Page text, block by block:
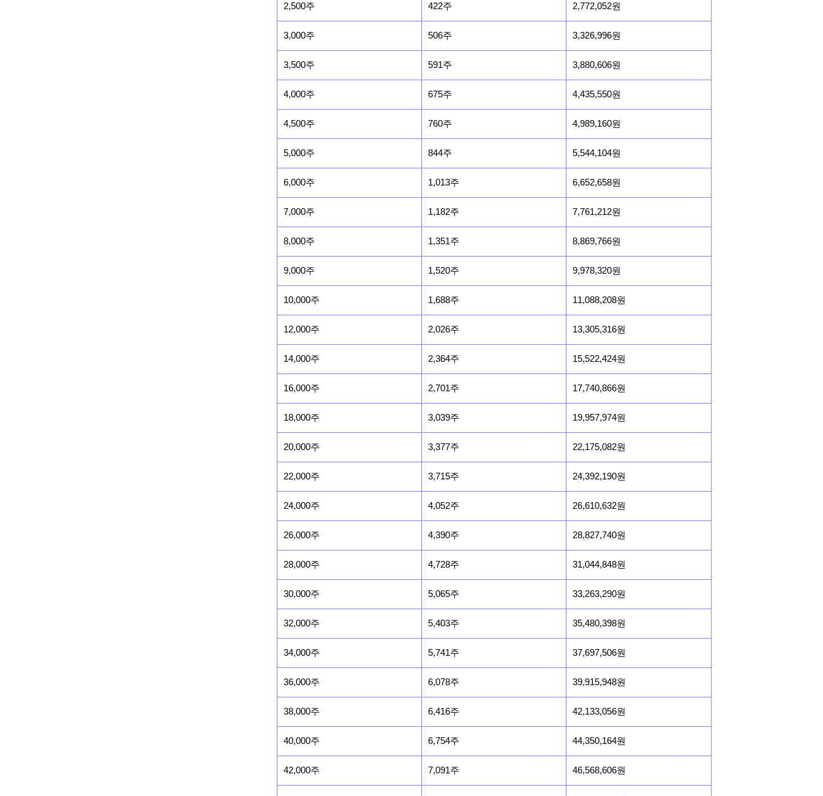
2,500주 422주 2,772,052원
3,000주 506주 3,326,996원
3,500주 591주 3,880,606원
4,000주 675주 4,435,550원
4,500주 760주 4,989,160원
5,000주 844주 5,544,104원
6,000주 1,013주 6,652,658원
7,000주 1,182주 7,761,212원
8,000주 1,351주 8,869,766원
9,000주 1,520주 9,978,320원
10,000주 1,688주 11,088,208원
12,000주 2,026주 13,305,316원
14,000주 2,364주 15,522,424원
16,000주 2,701주 17,740,866원
18,000주 3,039주 19,957,974원
20,000주 3,377주 22,175,082원
22,000주 3,715주 24,392,190원
24,000주 4,052주 26,610,632원
26,000주 4,390주 28,827,740원
28,000주 4,728주 31,044,848원
30,000주 5,065주 33,263,290원
32,000주 5,403주 35,480,398원
34,000주 5,741주 37,697,506원
36,000주 6,078주 39,915,948원
38,000주 6,416주 42,133,056원
40,000주 6,754주 44,350,164원
42,000주 7,091주 46,568,606원